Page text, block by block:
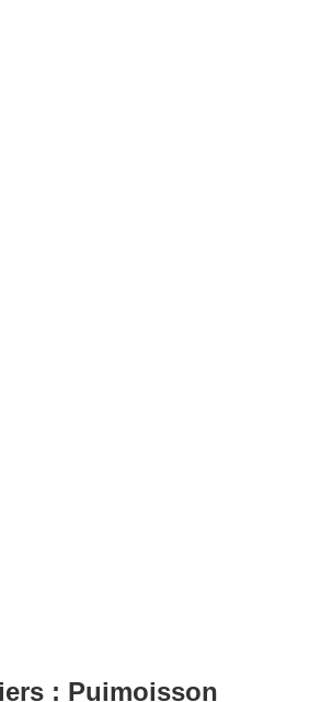
: Puimoisson